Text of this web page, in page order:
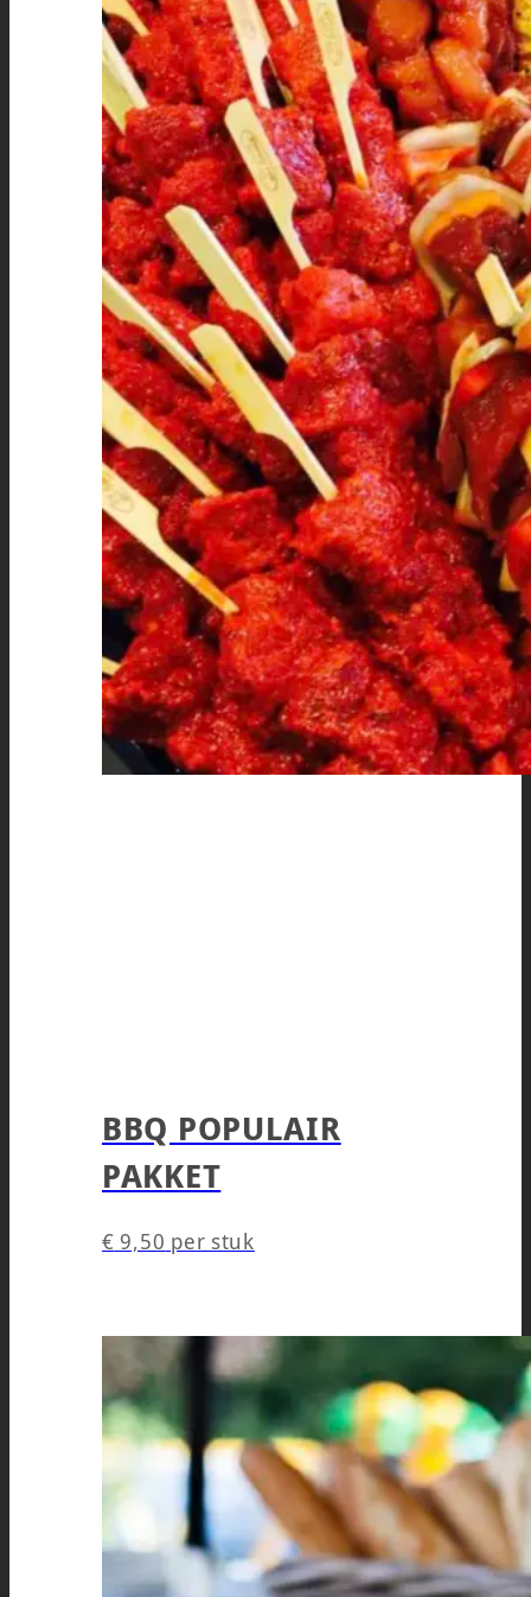
BBQ POPULAIR
PAKKET
€ 9,50 per stuk